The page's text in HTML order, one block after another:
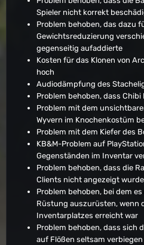
Spieler nicht korrekt
Problem behoben, das dazu
Gewichtsreduzierung
gegenseitig aufaddierte
Kosten für das Klonen von
hoch
Audiodämpfung des
Problem behoben, dass
Problem mit dem
Wyvern im Knochenkostüm
Problem mit dem Kiefer des
KB&M-Problem auf
Gegenständen im Inventar
Problem behoben, dass die
Clients nicht angezeigt wurde
Problem behoben, bei dem
Rüstung auszurüsten, wenn
Inventarplatzes erreicht war
Problem behoben, dass sich
auf Flößen seltsam verbiegen